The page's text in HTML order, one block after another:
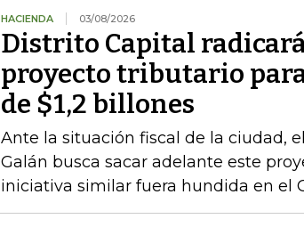
HACIENDA 03/08/2026
Distrito Capital
proyecto tributario
de $1,2 billones
Ante la situación fiscal de la ciudad,
Galán busca sacar adelante este
iniciativa similar fuera hundida en el